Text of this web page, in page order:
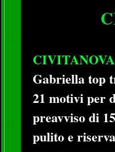
Gabriella top
21 motivi per
preavviso di
pulito e